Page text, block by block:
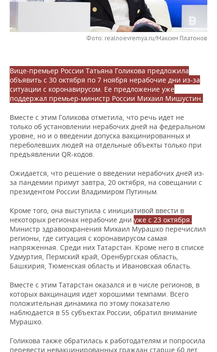
НЕФТЕХИМИЯ
НЕФТЬ
ЭНЕРГЕТИКА
РОЗНИЧНАЯ ТОРГОВЛЯ
НОВОСТИ ТЕХНОЛОГИЙ
ТЕЛЕКОММУНИКАЦИИ
НОВОСТИ МЕРОПРИЯТИЙ
БИЗНЕС-БРАНЧИ
ОТКРЫТАЯ ЛЕКЦИЯ
ФУТБОЛ
БАСКЕТБОЛ
ВОЛЕЙБОЛ
КИБЕРСПОРТ
ФИГУРНОЕ КАТАНИЕ
ВОДНЫЕ ВИДЫ СПОРТА
ХОККЕЙ С МЯЧОМ
НОВОСТИ ОБЩЕСТВА
ИНФРАСТРУКТУРА
ИСТОРИЯ
КУЛЬТУРА
МЕДИЦИНА
ОБРАЗОВАНИЕ
ПРОИСШЕСТВИЯ
ФОТОГАЛЕРЕЯ
СПРАВОЧНИК
СПИСОК ПЕРСОН
СПИСОК КОМПАНИЙ
ПОЛНАЯ ВЕРСИЯ
Фото: realnoevremya.ru/Максим Платонов
Вице-премьер России Татьяна Голикова предложила
объявить с 30 октября по 7 ноября нерабочие дни из-за
ситуации с коронавирусом. Ее предложение уже
поддержал премьер-министр России Михаил Мишустин.
Вместе с этим Голикова отметила, что речь идет не
только об установлении нерабочих дней на федеральном
уровне, но и о введении допуска вакцинированных и
переболевших людей на отдельные объекты только при
предъявлении QR-кодов.
Ожидается, что решение о введении нерабочих дней из-
за пандемии примут завтра, 20 октября, на совещании с
президентом России Владимиром Путиным.
Кроме того, она выступила с инициативой ввести в
некоторых регионах нерабочие дни уже с 23 октября.
Министр здравоохранения Михаил Мурашко перечислил
регионы, где ситуация с коронавирусом самая
напряженная. Среди них Татарстан. Кроме него в списке
Удмуртия, Пермский край, Оренбургская область,
Башкирия, Тюменская область и Ивановская область.
Вместе с этим Татарстан оказался и в числе регионов, в
которых вакцинация идет хорошими темпами. Всего
положительная динамика по этому показателю
наблюдается в 55 субъектах России, обратил внимание
Мурашко.
Голикова также обратилась к работодателям и попросила
перевести невакцинированных граждан старше 60 лет